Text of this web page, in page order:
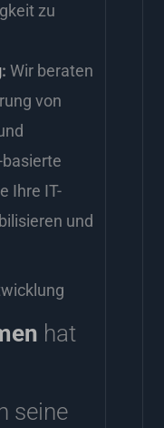
zu
: Wir beraten
von
Ihre IT-
und
hat
seine